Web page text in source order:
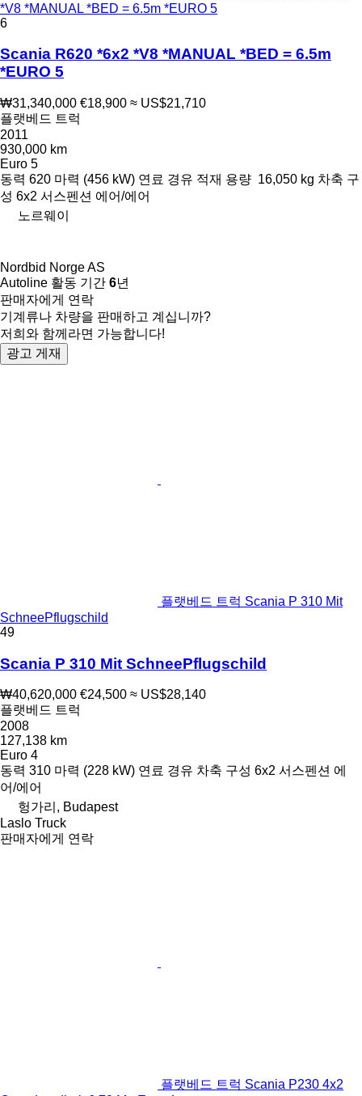
*V8 *MANUAL *BED = 6.5m *EURO 5
6
Scania R620 *6x2 *V8 *MANUAL *BED = 6.5m
*EURO 5
₩31,340,000 €18,900 ≈ US$21,710
플랫베드 트럭
2011
930,000 km
Euro 5
동력 620 마력 (456 kW) 연료 경유 적재 용량 16,050 kg 차축 구
성 6x2 서스펜션 에어/에어
노르웨이
Nordbid Norge AS
Autoline 활동 기간 6년
판매자에게 연락
기계류나 차량을 판매하고 계십니까?
저희와 함께라면 가능합니다!
광고 게재
플랫베드 트럭 Scania P 310 Mit
SchneePflugschild
49
Scania P 310 Mit SchneePflugschild
₩40,620,000 €24,500 ≈ US$28,140
플랫베드 트럭
2008
127,138 km
Euro 4
동력 310 마력 (228 kW) 연료 경유 차축 구성 6x2 서스펜션 에
어/에어
헝가리, Budapest
Laslo Truck
판매자에게 연락
플랫베드 트럭 Scania P230 4x2